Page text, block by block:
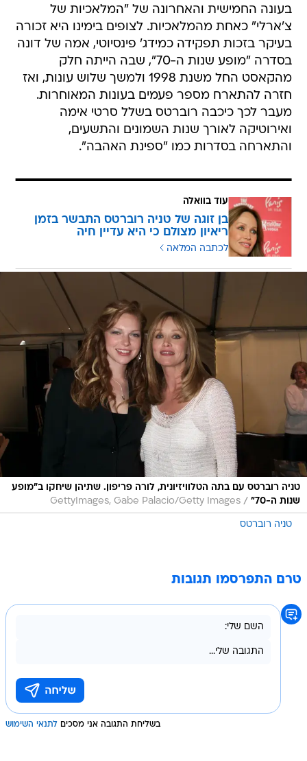
בעונה החמישית והאחרונה של "המלאכיות של
צ'ארלי" כאחת מהמלאכיות. לצופים בימינו היא זכורה
בעיקר בזכות תפקידה כמידג' פינסיוטי, אמה של דונה
בסדרה "מופע שנות ה-70", שבה הייתה חלק
מהקאסט החל משנת 1998 ולמשך שלוש עונות, ואז
חזרה להתארח מספר פעמים בעונות המאוחרות.
מעבר לכך כיכבה רוברטס בשלל סרטי אימה
ואירוטיקה לאורך שנות השמונים והתשעים,
והתארחה בסדרות כמו "ספינת האהבה".
עוד בוואלה
בן זוגה של טניה רוברטס התבשר בזמן
ריאיון מצולם כי היא עדיין חיה
לכתבה המלאה
טניה רוברטס עם בתה הטלוויזיונית, לורה פריפון. שתיהן שיחקו ב"מופע
שנות ה-70"
/
GettyImages, Gabe Palacio/Getty Images
טניה רוברטס
טרם התפרסמו תגובות
בשליחת התגובה אני מסכים לתנאי השימוש